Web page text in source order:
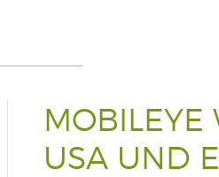
MOBILEYE
USA UND